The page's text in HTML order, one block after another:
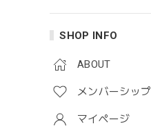
SHOP INFO
ABOUT
メンバーシップ
マイページ